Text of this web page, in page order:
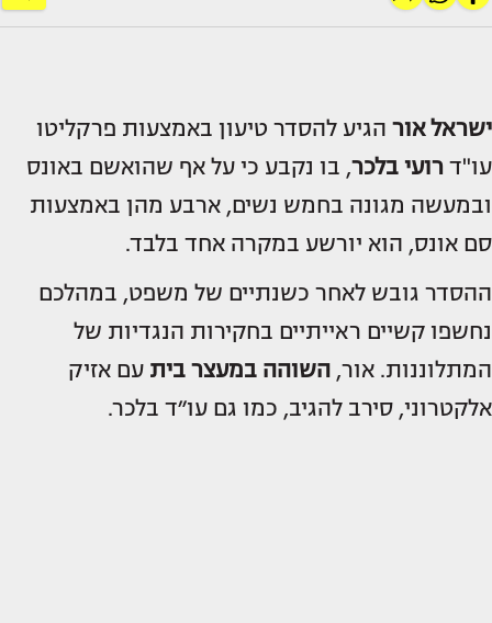
ישראל אור הגיע להסדר טיעון באמצעות פרקליטו
עו"ד רועי בלכר, בו נקבע כי על אף שהואשם באונס
ובמעשה מגונה בחמש נשים, ארבע מהן באמצעות
סם אונס, הוא יורשע במקרה אחד בלבד.
ההסדר גובש לאחר כשנתיים של משפט, במהלכם
נחשפו קשיים ראייתיים בחקירות הנגדיות של
המתלוננות. אור, השוהה במעצר בית עם אזיק
אלקטרוני, סירב להגיב, כמו גם עו״ד בלכר.